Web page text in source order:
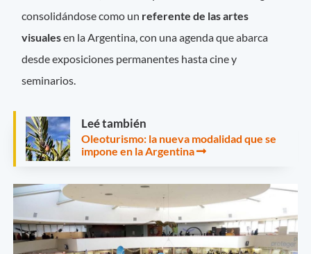
consolidándose como un referente de las artes
visualesen la Argentina, con una agenda que abarca
desde exposiciones permanentes hasta cine y
seminarios.
Leé también
Oleoturismo: la nueva modalidad que se
impone en la Argentina